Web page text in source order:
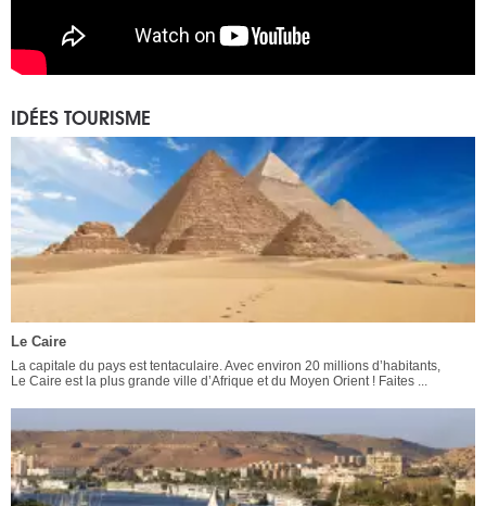
IDÉES TOURISME
Le Caire
La capitale du pays est tentaculaire. Avec environ 20 millions d’habitants,
Le Caire est la plus grande ville d’Afrique et du Moyen Orient ! Faites ...